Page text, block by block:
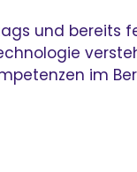
und bereits
im